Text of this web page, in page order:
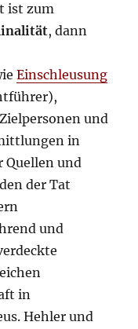
ist zum
, dann
Einschleusung
und
in
Quellen und
der Tat
und
in
Hehler und